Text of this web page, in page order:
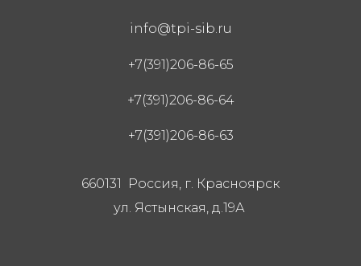
info@tpi-sib.ru
+7(391)206-86-65
+7(391)206-86-64
+7(391)206-86-63
660131 Россия, г. Красноярск
ул. Ястынская, д.19А